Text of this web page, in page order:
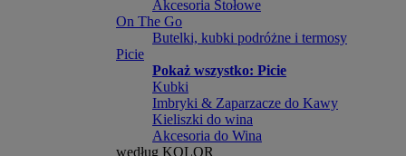
Akcesoria Stołowe
On The Go
Butelki, kubki podróżne i termosy
Picie
Pokaż wszystko: Picie
Kubki
Imbryki & Zaparzacze do Kawy
Kieliszki do wina
Akcesoria do Wina
według KOLOR